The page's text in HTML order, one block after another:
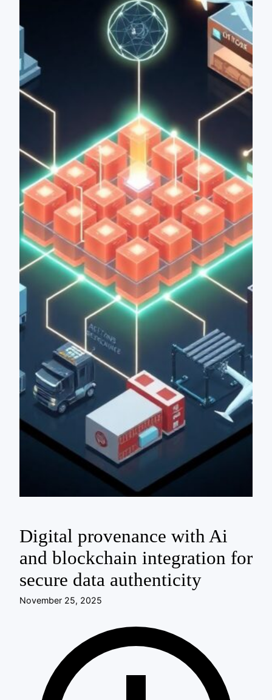
Digital provenance with Ai
and blockchain integration for
secure data authenticity
November 25, 2025